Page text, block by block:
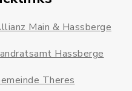
Main & Hassberge
Hassberge
Theres